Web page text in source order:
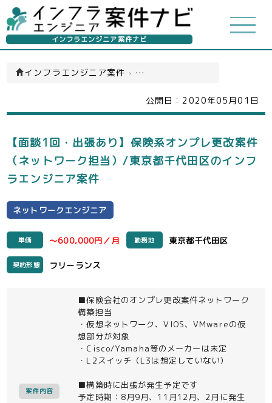
インフラエンジニア案件ナビ
インフラエンジニア案件 › ネットワークエンジニア(一覧)
公開日： 2020年05月01日
【面談1回・出張あり】保険系オンプレ更改案件
（ネットワーク担当）/東京都千代田区のインフ
ラエンジニア案件
ネットワークエンジニア
単価 ～600,000円／月 勤務地 東京都千代田区
契約形態 フリーランス
案件内容
■保険会社のオンプレ更改案件ネットワーク
構築担当
・仮想ネットワーク、VIOS、VMwareの仮
想部分が対象
・Cisco/Yamaha等のメーカーは未定
・L2スイッチ（L3は想定していない）
■構築時に出張が発生予定です
予定時期：8月9月、11月12月、2月に発生